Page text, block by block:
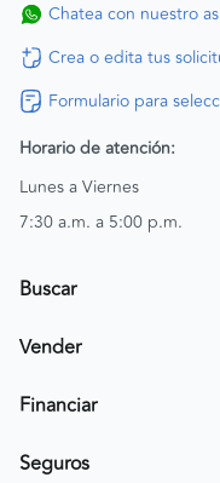
Chatea con nuestro
Crea o edita tus
Formulario para
Horario de atención:
Lunes a Viernes
7:30 a.m. a 5:00 p.m.
Buscar
Encuentra un carro
Vender
Publicar mi vehículo
Financiar
Simular crédito
Seguros